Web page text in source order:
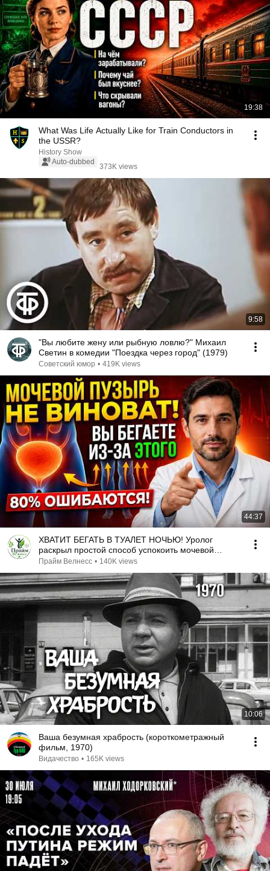
19:38
What Was Life Actually Like for Train Conductors in
the USSR?
History Show
Auto-dubbed
373K views
9:58
"Вы любите жену или рыбную ловлю?" Михаил
Светин в комедии "Поездка через город" (1979)
Советский юмор • 419K views
44:37
ХВАТИТ БЕГАТЬ В ТУАЛЕТ НОЧЬЮ! Уролог
раскрыл простой способ успокоить мочевой
пузырь
Прайм Велнесс • 140K views
10:06
Ваша безумная храбрость (короткометражный
фильм, 1970)
Видачество • 165K views